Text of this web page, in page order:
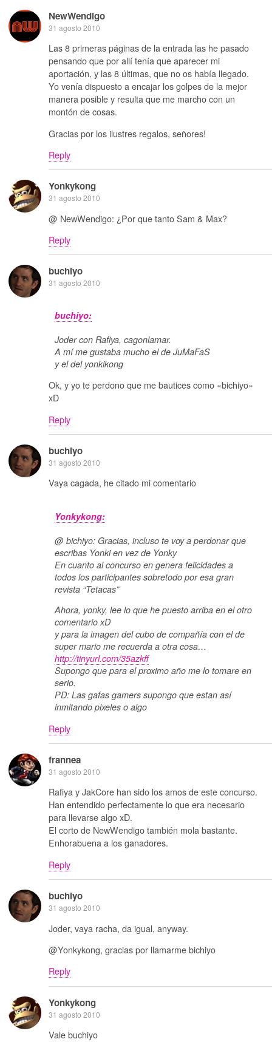
NewWendigo
31 agosto 2010
Las 8 primeras páginas de la entrada las he pasado
pensando que por allí tenía que aparecer mi
aportación, y las 8 últimas, que no os había llegado.
Yo venía dispuesto a encajar los golpes de la mejor
manera posible y resulta que me marcho con un
montón de cosas.
Gracias por los ilustres regalos, señores!
Reply
Yonkykong
31 agosto 2010
@ NewWendigo: ¿Por que tanto Sam & Max?
Reply
buchiyo
31 agosto 2010
buchiyo:
Joder con Rafiya, cagonlamar.
A mí me gustaba mucho el de JuMaFaS
y el del yonkikong
Ok, y yo te perdono que me bautices como «bichiyo»
xD
Reply
buchiyo
31 agosto 2010
Vaya cagada, he citado mi comentario
Yonkykong:
@ bichiyo: Gracias, incluso te voy a perdonar que
escribas Yonki en vez de Yonky
En cuanto al concurso en genera felicidades a
todos los participantes sobretodo por esa gran
revista “Tetacas”
Ahora, yonky, lee lo que he puesto arriba en el otro
comentario xD
y para la imagen del cubo de compañía con el de
super mario me recuerda a otra cosa…
http://tinyurl.com/35azkff
Supongo que para el proximo año me lo tomare en
serio.
PD: Las gafas gamers supongo que estan así
inmitando pixeles o algo
Reply
frannea
31 agosto 2010
Rafiya y JakCore han sido los amos de este concurso.
Han entendido perfectamente lo que era necesario
para llevarse algo xD.
El corto de NewWendigo también mola bastante.
Enhorabuena a los ganadores.
Reply
buchiyo
31 agosto 2010
Joder, vaya racha, da igual, anyway.
@Yonkykong, gracias por llamarme bichiyo
Reply
Yonkykong
31 agosto 2010
Vale buchiyo